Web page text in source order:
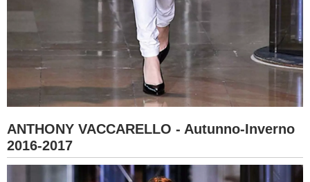
ANTHONY VACCARELLO - Autunno-Inverno
2016-2017